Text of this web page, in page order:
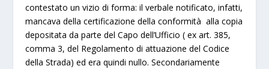
contestato un vizio di forma: il verbale notificato, infatti,
mancava della certificazione della conformità alla copia
depositata da parte del Capo dell’Ufficio ( ex art. 385,
comma 3, del Regolamento di attuazione del Codice
della Strada) ed era quindi nullo. Secondariamente